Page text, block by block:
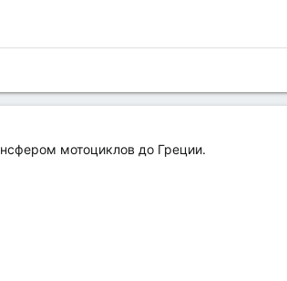
мотоциклов до Греции.